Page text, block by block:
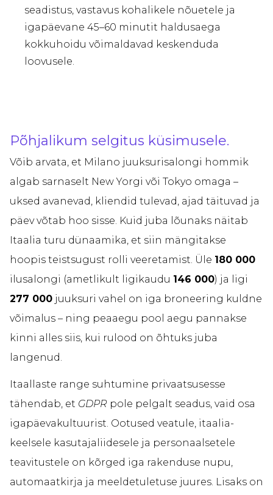
seadistus, vastavus kohalikele nõuetele ja
igapäevane 45–60 minutit haldusaega
kokkuhoidu võimaldavad keskenduda
loovusele.
Põhjalikum selgitus küsimusele.
Võib arvata, et Milano juuksurisalongi hommik
algab sarnaselt New Yorgi või Tokyo omaga –
uksed avanevad, kliendid tulevad, ajad täituvad ja
päev võtab hoo sisse. Kuid juba lõunaks näitab
Itaalia turu dünaamika, et siin mängitakse
hoopis teistsugust rolli veeretamist. Üle 180 000
ilusalongi (ametlikult ligikaudu 146 000) ja ligi
277 000 juuksuri vahel on iga broneering kuldne
võimalus – ning peaaegu pool aegu pannakse
kinni alles siis, kui rulood on õhtuks juba
langenud.
Itaallaste range suhtumine privaatsusesse
tähendab, et GDPR pole pelgalt seadus, vaid osa
igapäevakultuurist. Ootused veatule, itaalia-
keelsele kasutajaliidesele ja personaalsetele
teavitustele on kõrged iga rakenduse nupu,
automaatkirja ja meeldetuletuse juures. Lisaks on